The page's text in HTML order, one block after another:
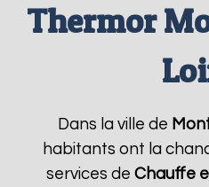
Thermor
Dans la ville de
habitants ont la
services deChauffe